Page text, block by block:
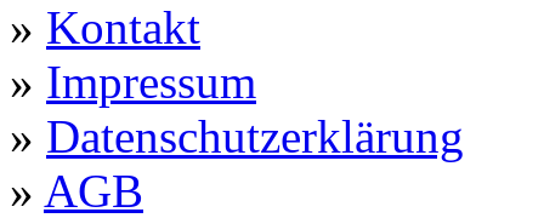
» Kontakt
» Impressum
» Datenschutzerklärung
» AGB